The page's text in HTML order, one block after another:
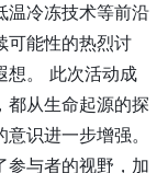
温冷冻技术等前沿
可能性的热烈讨
想。 此次活动成
都从生命起源的探
识进一步增强。
参与者的视野，加